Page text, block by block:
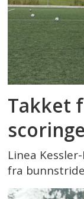
Takket
Linea
fra